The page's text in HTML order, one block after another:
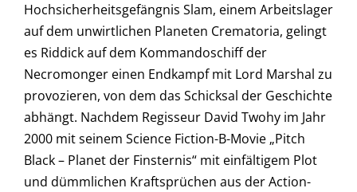
Hochsicherheitsgefängnis Slam, einem Arbeitslager
auf dem unwirtlichen Planeten Crematoria, gelingt
es Riddick auf dem Kommandoschiff der
Necromonger einen Endkampf mit Lord Marshal zu
provozieren, von dem das Schicksal der Geschichte
abhängt. Nachdem Regisseur David Twohy im Jahr
2000 mit seinem Science Fiction-B-Movie „Pitch
Black – Planet der Finsternis“ mit einfältigem Plot
und dümmlichen Kraftsprüchen aus der Action-